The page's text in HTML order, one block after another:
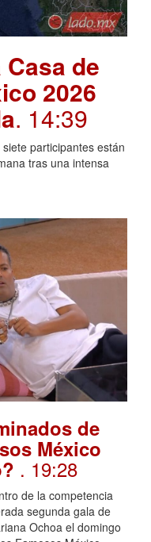
de
2026
. 14:39
participantes están
tras una intensa
de
México
. 19:28
de la competencia
segunda gala de
Ochoa el domingo